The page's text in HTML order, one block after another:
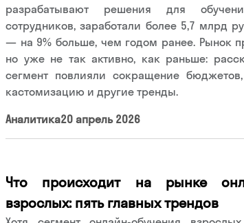
разрабатывают решения для
сотрудников, заработали более 5,7 млрд
— на 9% больше, чем годом ранее. Рынок
но уже не так активно, как раньше:
сегмент повлияли сокращение
кастомизацию и другие тренды.
Аналитика20 апрель 2026
Что происходит на рынке
взрослых: пять главных трендов